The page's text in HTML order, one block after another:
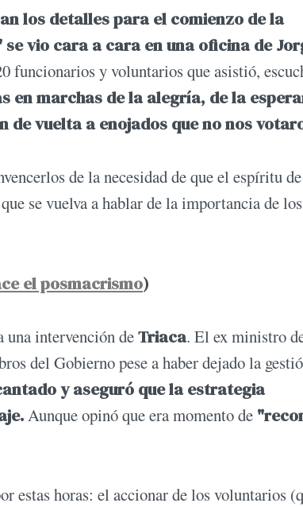
los detalles para el comienzo de la
vio cara a cara en una oficina de
funcionarios y voluntarios que asistió,
en marchas de la alegría, de la
vuelta a enojados que no nos
de la necesidad de que el espíritu
se vuelva a hablar de la importancia de los
el posmacrismo)
una intervención deTriaca. El ex ministro
del Gobierno pese a haber dejado la
y aseguró que la estrategia
Aunque opinó que era momento de
estas horas: el accionar de los voluntarios